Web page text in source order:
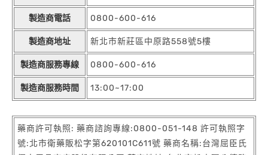
製造商電話 0800-600-616
製造商地址 新北市新莊區中原路558號5樓
製造商服務專線 0800-600-616
製造商服務時間 13:00~17:00
藥商許可執照: 藥商諮詢專線:0800-051-148 許可執照字
號:北市衛藥販松字第620101C611號 藥商名稱:台灣屈臣氏